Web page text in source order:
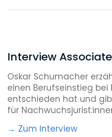
Interview Associate
Oskar Schumacher
einen Berufseinstieg bei
entschieden hat und
für
→ Zum Interview